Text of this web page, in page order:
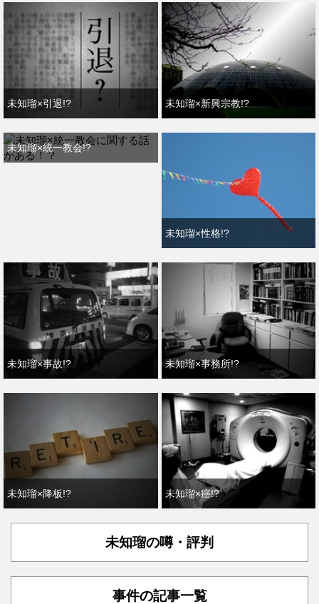
未知瑠×引退!? 未知瑠×新興宗教!?
未知瑠×統一教会!?
未知瑠×性格!?
未知瑠×事故!? 未知瑠×事務所!?
未知瑠×降板!? 未知瑠×癌!?
未知瑠の噂・評判
事件の記事一覧